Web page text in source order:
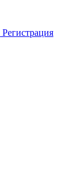
Регистрация